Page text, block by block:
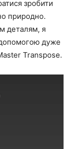
зробити
природно.
деталям, я
дуже
Transpose.